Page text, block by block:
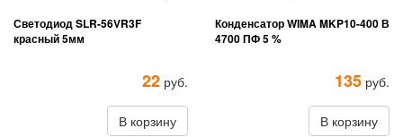
Светодиод SLR-56VR3F
красный 5мм
22 руб.
В корзину
Конденсатор WIMA MKP10-400 В
4700 ПФ 5 %
135 руб.
В корзину